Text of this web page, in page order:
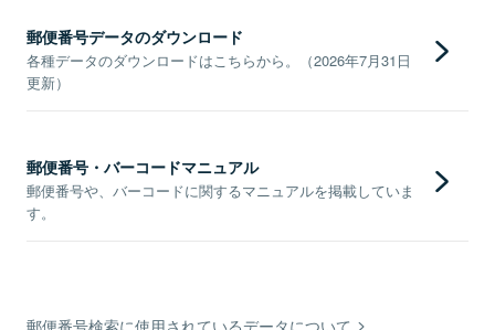
郵便番号データのダウンロード
各種データのダウンロードはこちらから。（2026年7月31日
更新）
郵便番号・バーコードマニュアル
郵便番号や、バーコードに関するマニュアルを掲載していま
す。